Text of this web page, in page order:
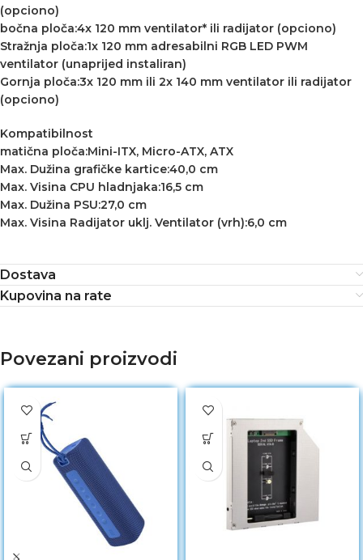
(opciono)
bočna ploča:4x 120 mm ventilator* ili radijator (opciono)
Stražnja ploča:1x 120 mm adresabilni RGB LED PWM
ventilator (unaprijed instaliran)
Gornja ploča:3x 120 mm ili 2x 140 mm ventilator ili radijator
(opciono)
Kompatibilnost
matična ploča:Mini-ITX, Micro-ATX, ATX
Max. Dužina grafičke kartice:40,0 cm
Max. Visina CPU hladnjaka:16,5 cm
Max. Dužina PSU:27,0 cm
Max. Visina Radijator uklj. Ventilator (vrh):6,0 cm
Dostava
Kupovina na rate
Povezani proizvodi